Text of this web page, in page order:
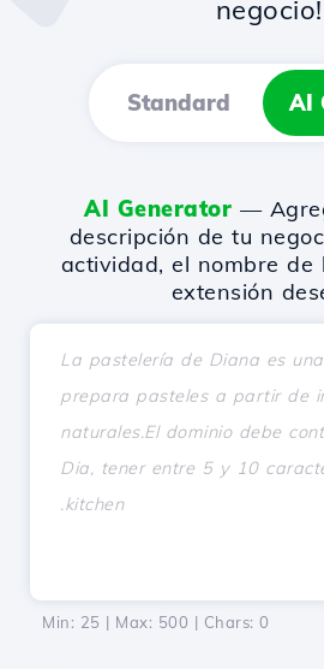
negocio!
Standard AI
AI Generator —
descripción de tu
actividad, el nombre de
extensión
Min: 25 | Max: 500 | Chars: 0